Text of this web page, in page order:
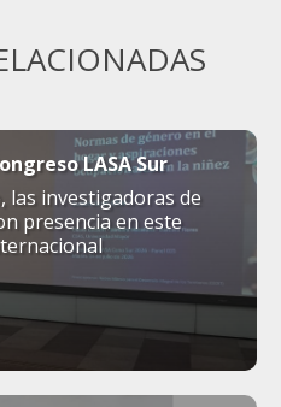
LASA Sur
las investigadoras de
presencia en este